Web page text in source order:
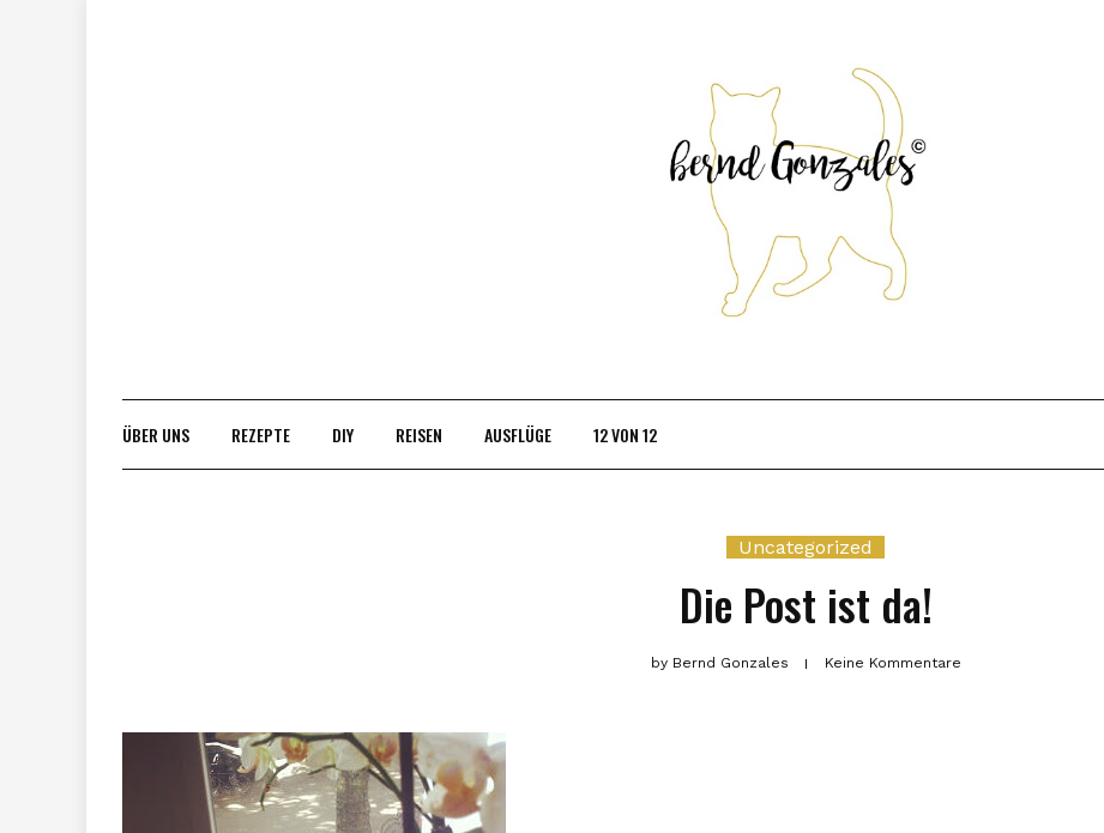
ÜBER UNS REZEPTE DIY REISEN AUSFLÜGE 12 VON 12
Uncategorized
Die Post ist da!
byBernd Gonzales Keine Kommentare